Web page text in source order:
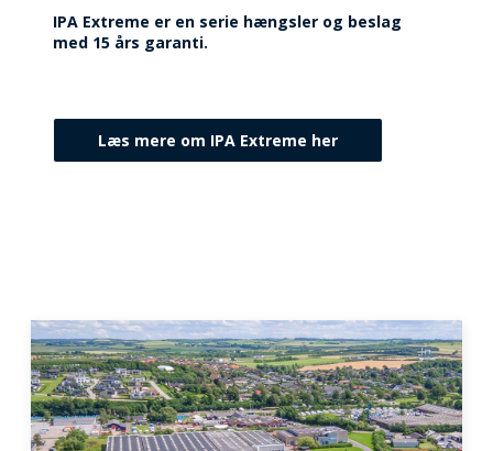
IPA Extreme er en serie hængsler og beslag
med 15 års garanti.
Læs mere om IPA Extreme her